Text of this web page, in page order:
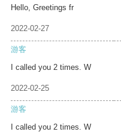
Hello, Greetings fr
2022-02-27
游客
I called you 2 times. W
2022-02-25
游客
I called you 2 times. W